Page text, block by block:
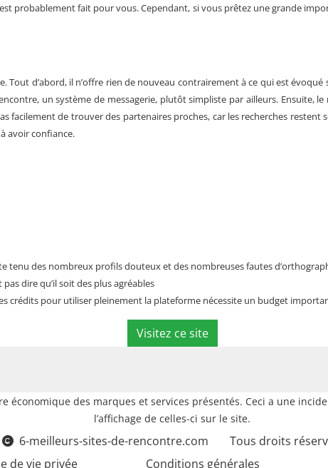
probablement fait pour vous. Cependant, si vous prêtez une grande
Tout d’abord, il n’offre rien de nouveau contrairement à ce qui est évoqué
un système de messagerie, plutôt simpliste par ailleurs. Ensuite,
facilement de trouver des partenaires proches, car les recherches
avoir confiance.
tenu des nombreux profils douteux et des nombreuses fautes
dire qu’il soit des plus agréables
crédits pour utiliser pleinement la plateforme nécessite un budget
Visitez ce site
économique des marques et services présentés. Ceci a une
l’affichage de celles-ci sur le site.
6-meilleurs-sites-de-rencontre.com
Tous droits
de vie privée Conditions générales